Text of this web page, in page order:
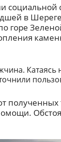
социальной
в
горе
Катаясь